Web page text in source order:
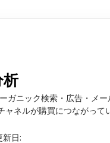
ガニック検索・広告・メ
ャネルが購買につながっ
新日: